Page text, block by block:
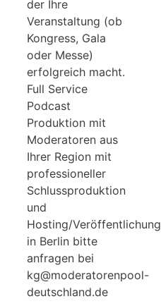
der Ihre
Veranstaltung (ob
Kongress, Gala
oder Messe)
erfolgreich macht.
Full Service
Podcast
Produktion mit
Moderatoren aus
Ihrer Region mit
professioneller
Schlussproduktion
und
Hosting/Veröffentlichung
in Berlin bitte
anfragen bei
kg@moderatorenpool-
deutschland.de